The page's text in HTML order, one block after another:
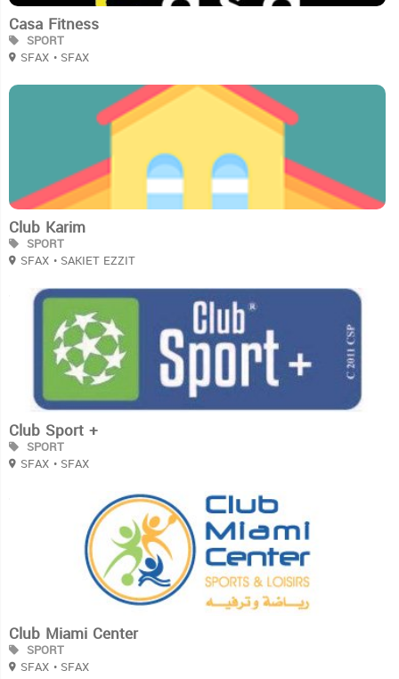
Casa Fitness
SPORT
SFAX • SFAX
Club Karim
SPORT
SFAX • SAKIET EZZIT
Club Sport +
SPORT
SFAX • SFAX
Club Miami Center
SPORT
SFAX • SFAX